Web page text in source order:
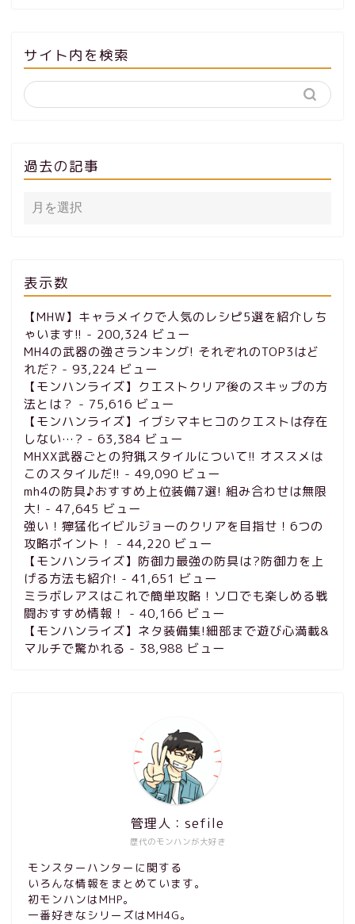
サイト内を検索
過去の記事
表示数
【MHW】キャラメイクで人気のレシピ5選を紹介しち
ゃいます!! - 200,324 ビュー
MH4の武器の強さランキング! それぞれのTOP3はど
れだ? - 93,224 ビュー
【モンハンライズ】クエストクリア後のスキップの方
法とは？ - 75,616 ビュー
【モンハンライズ】イブシマキヒコのクエストは存在
しない…? - 63,384 ビュー
MHXX武器ごとの狩猟スタイルについて!! オススメは
このスタイルだ!! - 49,090 ビュー
mh4の防具♪おすすめ上位装備7選! 組み合わせは無限
大! - 47,645 ビュー
強い！獰猛化イビルジョーのクリアを目指せ！6つの
攻略ポイント！
- 44,220 ビュー
【モンハンライズ】防御力最強の防具は?防御力を上
げる方法も紹介! - 41,651 ビュー
ミラボレアスはこれで簡単攻略！ソロでも楽しめる戦
闘おすすめ情報！
- 40,166 ビュー
【モンハンライズ】ネタ装備集!細部まで遊び心満載&
マルチで驚かれる - 38,988 ビュー
歴代のモンハンが大好き
管理人：sefile
モンスターハンターに関する
いろんな情報をまとめています。
初モンハンはMHP。
一番好きなシリーズはMH4G。